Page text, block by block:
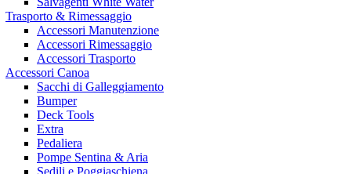
Trasporto & Rimessaggio
Accessori Manutenzione
Accessori Rimessaggio
Accessori Trasporto
Accessori Canoa
Sacchi di Galleggiamento
Bumper
Deck Tools
Extra
Pedaliera
Pompe Sentina & Aria
Sedili e Poggiaschiena